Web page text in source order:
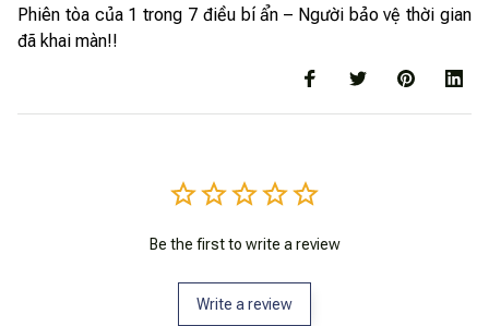
Phiên tòa của 1 trong 7 điều bí ẩn – Người bảo vệ thời gian
đã khai màn!!
Be the first to write a review
Write a review